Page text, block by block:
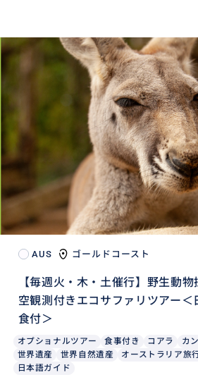
AUS ゴールドコースト
【毎週火・木・土催行】野生動
空観測付きエコサファリツアー＜
食付＞
オプショナルツアー 食事付き コアラ カ
世界遺産
世界自然遺産 オーストラリア旅
日本語ガイド